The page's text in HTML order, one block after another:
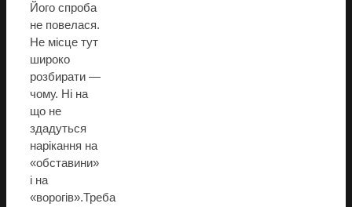
Його спроба
не повелася.
Не місце тут
широко
розбирати —
чому. Ні на
що не
здадуться
нарікання на
«обставини»
і на
«ворогів».Треба